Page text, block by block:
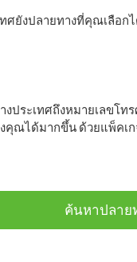
ยังปลายทางที่คุณเลือก
ประเทศถึงหมายเลข
ณได้มากขึ้น ด้วยแพ็คเ
ค้นหาปลาย